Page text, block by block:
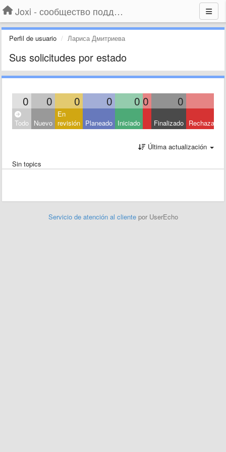
Joxi - сообщество поддержки
Perfil de usuario Лариса Дмитриева
Sus solicitudes por estado
0 0 0 0 0 0 0
Todo Nuevo
En
revisión Planeado Iniciado Finalizado Rechazado
Última actualización
Sin topics
Servicio de atención al cliente por UserEcho